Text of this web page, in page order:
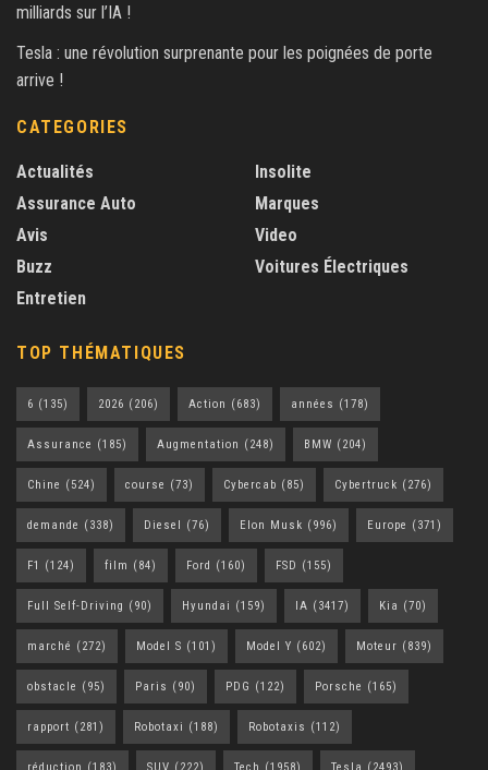
milliards sur l’IA !
Tesla : une révolution surprenante pour les poignées de porte
arrive !
CATEGORIES
Actualités
Assurance Auto
Avis
Buzz
Entretien
Insolite
Marques
Video
Voitures Électriques
TOP THÉMATIQUES
6 (135) 2026 (206) Action (683) années (178)
Assurance (185) Augmentation (248) BMW (204)
Chine (524) course (73) Cybercab (85) Cybertruck (276)
demande (338) Diesel (76) Elon Musk (996) Europe (371)
F1 (124) film (84) Ford (160) FSD (155)
Full Self-Driving (90) Hyundai (159) IA (3417) Kia (70)
marché (272) Model S (101) Model Y (602) Moteur (839)
obstacle (95) Paris (90) PDG (122) Porsche (165)
rapport (281) Robotaxi (188) Robotaxis (112)